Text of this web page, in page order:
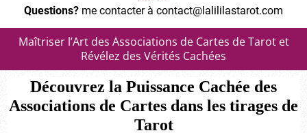
Questions? me contacter à contact@lalililastarot.com
Maîtriser l’Art des Associations de Cartes de Tarot et
Révélez des Vérités Cachées
Découvrez la Puissance Cachée des
Associations de Cartes dans les tirages de
Tarot